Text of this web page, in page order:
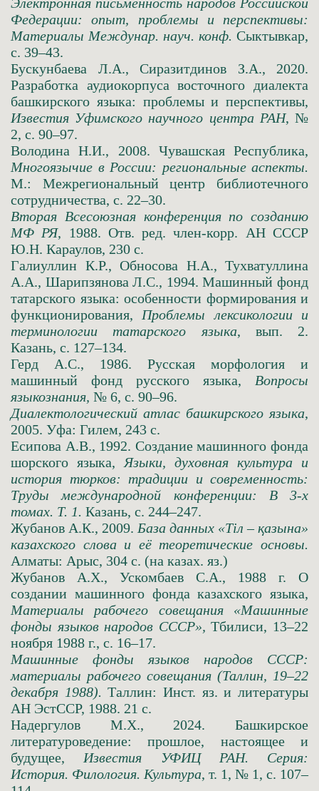
Федерации: опыт, проблемы и перспективы:
Материалы Междунар. науч. конф. Сыктывкар,
с. 39–43.
Бускунбаева Л.А., Сиразитдинов З.А., 2020.
Разработка аудиокорпуса восточного диалекта
башкирского языка: проблемы и перспективы,
Известия Уфимского научного центра РАН, №
2, с. 90–97.
Володина Н.И., 2008. Чувашская Республика,
Многоязычие в России: региональные аспекты.
М.: Межрегиональный центр библиотечного
сотрудничества, с. 22–30.
Вторая Всесоюзная конференция по созданию
МФ РЯ, 1988. Отв. ред. член-корр. АН СССР
Ю.Н. Караулов, 230 с.
Галиуллин К.Р., Обносова Н.А., Тухватуллина
А.А., Шарипзянова Л.С., 1994. Машинный фонд
татарского языка: особенности формирования и
функционирования, Проблемы лексикологии и
терминологии татарского языка, вып. 2.
Казань, с. 127–134.
Герд А.С., 1986. Русская морфология и
машинный фонд русского языка, Вопросы
языкознания, № 6, с. 90–96.
Диалектологический атлас башкирского языка,
2005. Уфа: Гилем, 243 с.
Есипова А.В., 1992. Создание машинного фонда
шорского языка, Языки, духовная культура и
история тюрков: традиции и современность:
Труды международной конференции: В 3-х
томах. Т. 1. Казань, с. 244–247.
Жубанов А.К., 2009. База данных «Тiл – қазына»
казахского слова и её теоретические основы.
Алматы: Арыс, 304 с. (на казах. яз.)
Жубанов А.Х., Ускомбаев С.А., 1988 г. О
создании машинного фонда казахского языка,
Материалы рабочего совещания «Машинные
фонды языков народов СССР», Тбилиси, 13–22
ноября 1988 г., с. 16–17.
Машинные фонды языков народов СССР:
материалы рабочего совещания (Таллин, 19–22
декабря 1988). Таллин: Инст. яз. и литературы
АН ЭстССР, 1988. 21 с.
Надергулов М.Х., 2024. Башкирское
литературоведение: прошлое, настоящее и
будущее, Известия УФИЦ РАН. Серия:
История. Филология. Культура, т. 1, № 1, с. 107–